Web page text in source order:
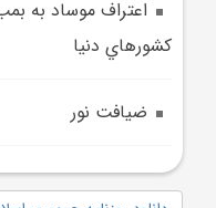
اعتراف موساد به
کشورهاي دنيا
ضيافت نور